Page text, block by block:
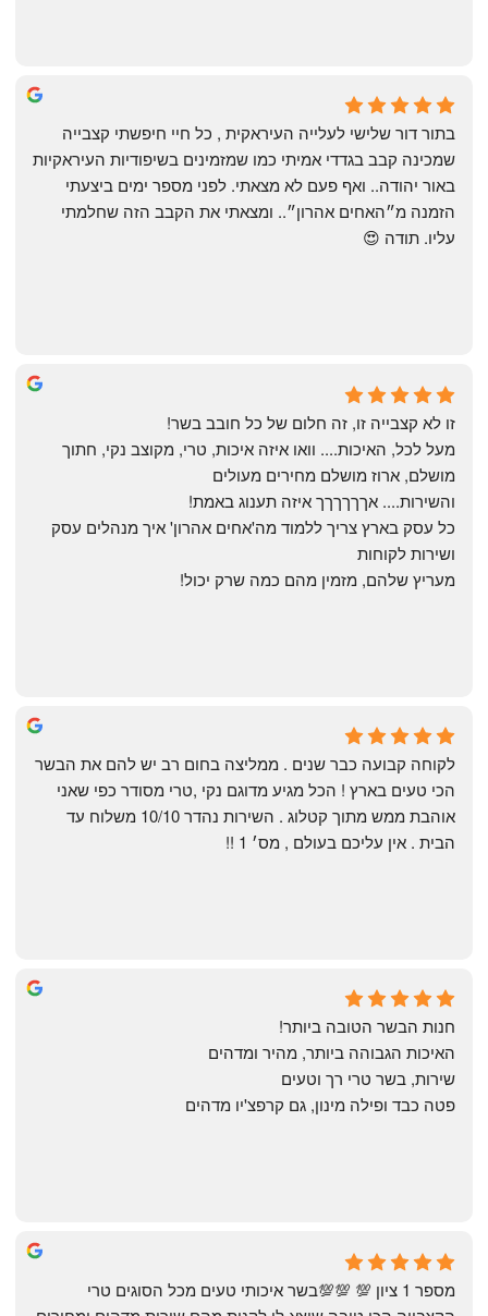
שי
4 months ago
Yonatan Menashe
6 months ago
עליו. תודה 😍
Shahaf Bendarker
6 months ago
זו לא קצבייה זו, זה חלום של כל חובב בשר!
מושלם, ארוז מושלם מחירים מעולים
והשירות.... אךךךךךך איזה תענוג באמת!
ושירות לקוחות
מעריץ שלהם, מזמין מהם כמה שרק יכול!
Annael Annael
9 months ago
הבית . אין עליכם בעולם , מס׳ 1 !!
The Artechology
a year ago
חנות הבשר הטובה ביותר!
האיכות הגבוהה ביותר, מהיר ומדהים
שירות, בשר טרי רך וטעים
פטה כבד ופילה מינון, גם קרפצ'יו מדהים